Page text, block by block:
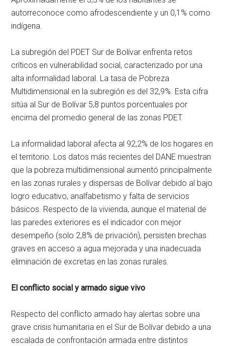
autorreconoce como afrodescendiente y un 0,1% como
indígena.
La subregión del PDET Sur de Bolívar enfrenta retos
críticos en vulnerabilidad social, caracterizado por una
alta informalidad laboral. La tasa de Pobreza
Multidimensional en la subregión es del 32,9%. Esta cifra
sitúa al Sur de Bolívar 5,8 puntos porcentuales por
encima del promedio general de las zonas PDET.
La informalidad laboral afecta al 92,2% de los hogares en
el territorio. Los datos más recientes del DANE muestran
que la pobreza multidimensional aumentó principalmente
en las zonas rurales y dispersas de Bolívar debido al bajo
logro educativo, analfabetismo y falta de servicios
básicos. Respecto de la vivienda, aunque el material de
las paredes exteriores es el indicador con mejor
desempeño (solo 2,8% de privación), persisten brechas
graves en acceso a agua mejorada y una inadecuada
eliminación de excretas en las zonas rurales.
El conflicto social y armado sigue vivo
Respecto del conflicto armado hay alertas sobre una
grave crisis humanitaria en el Sur de Bolívar debido a una
escalada de confrontación armada entre distintos